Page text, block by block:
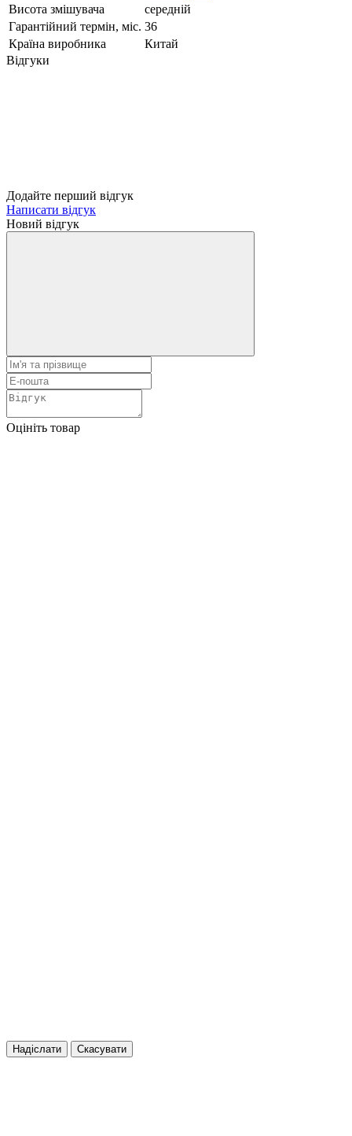
Висота змішувача
середній
Гарантійний термін, міс. 36
Країна виробника
Китай
Відгуки
Додайте перший відгук
Написати відгук
Новий відгук
Оцініть товар
Надіслати Скасувати